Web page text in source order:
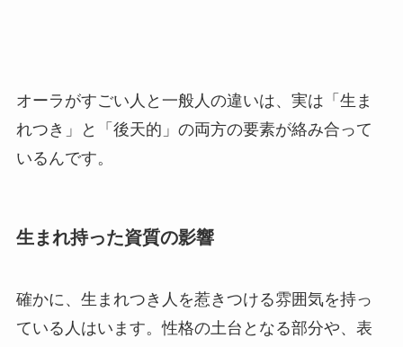
オーラがすごい人と一般人の違いは、実は「生ま
れつき」と「後天的」の両方の要素が絡み合って
いるんです。
生まれ持った資質の影響
確かに、生まれつき人を惹きつける雰囲気を持っ
ている人はいます。性格の土台となる部分や、表